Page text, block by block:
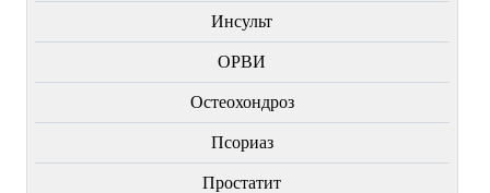
Инсульт
ОРВИ
Остеохондроз
Пcориаз
Простатит